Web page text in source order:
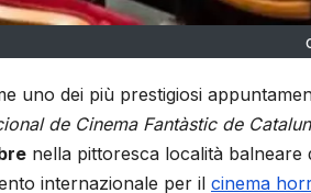
uno dei più prestigiosi
de Cinema Fantàstic de
nella pittoresca località
internazionale per il cinema